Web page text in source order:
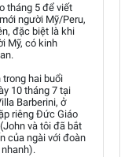
tháng 5 để viết
người Mỹ/Peru,
đặc biệt là khi
Mỹ, có kinh
trong hai buổi
10 tháng 7 tại
Barberini, ở
riêng Đức Giáo
và tôi đã bắt
của ngài với đoàn